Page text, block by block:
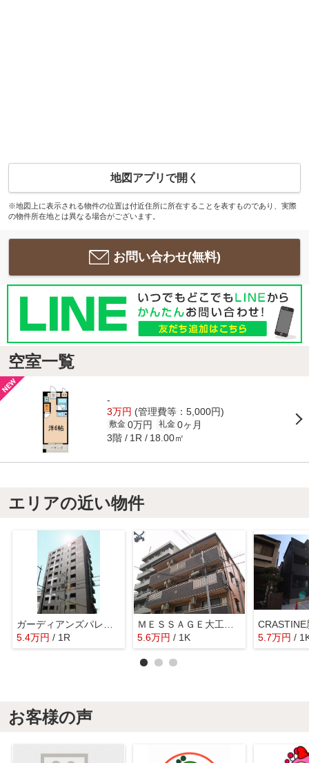
地図アプリで開く
※地図上に表示される物件の位置は付近住所に所在することを表すものであり、実際
の物件所在地とは異なる場合がございます。
お問い合わせ(無料)
空室一覧
-
3万円 (管理費等：5,000円)
敷金 0万円 礼金 0ヶ月
3階 1R 18.00㎡
エリアの近い物件
5.4万円 / 1R
5.6万円 / 1K
5.7万円 /
お客様の声